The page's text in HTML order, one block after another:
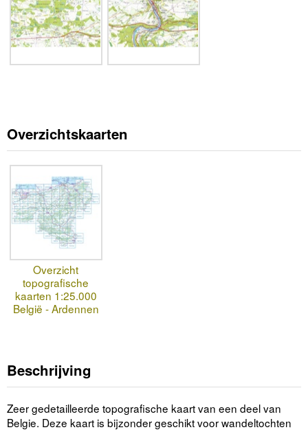
Overzichtskaarten
Overzicht
topografische
kaarten 1:25.000
België - Ardennen
Beschrijving
Zeer gedetailleerde topografische kaart van een deel van
Belgie. Deze kaart is bijzonder geschikt voor wandeltochten